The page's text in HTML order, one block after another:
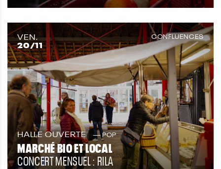
VEN.
20/11
CONFLUENCES
HALLE OUVERTE POP
MARCHÉ BIO ET LOCAL
CONCERT MENSUEL : RILA